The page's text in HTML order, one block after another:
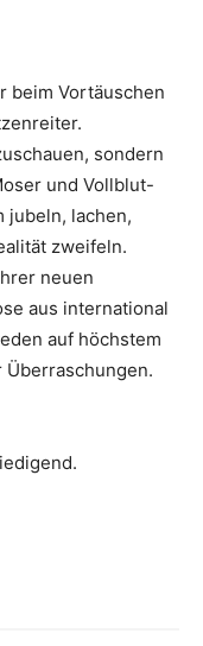
beim Vortäuschen
sondern
und Vollblut-
jubeln, lachen,
zweifeln.
neuen
aus international
auf höchstem